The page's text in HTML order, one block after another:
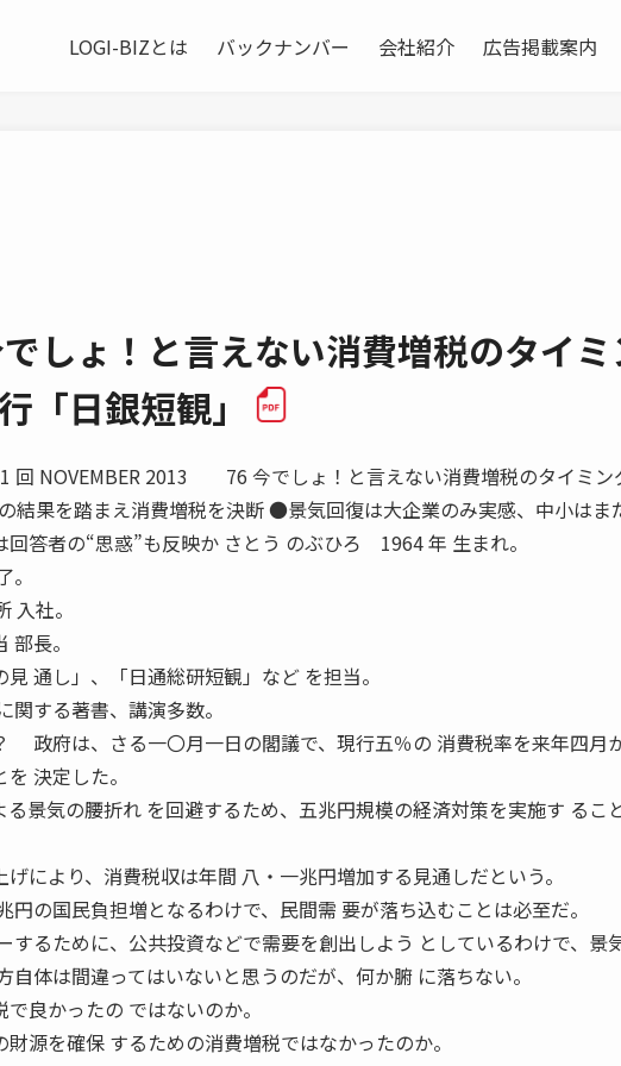
LOGI-BIZとは バックナンバー 会社紹介 広告掲載案内
しょ！と言えない消費増税のタイミ
日銀短観」
回 NOVEMBER 2013 76 今でしょ！と言えない消費増税のタイミン
結果を踏まえ消費増税を決断 ●景気回復は大企業のみ実感、中小はま
答者の“思惑”も反映か さとう のぶひろ 1964 年 生まれ。
入社。
長。
見 通し」、「日通総研短観」など を担当。
する著書、講演多数。
政府は、さる一〇月一日の閣議で、現行五％の 消費税率を来年四月
決定した。
景気の腰折れ を回避するため、五兆円規模の経済対策を実施す るこ
により、消費税収は年間 八・一兆円増加する見通しだという。
円の国民負担増となるわけで、民間需 要が落ち込むことは必至だ。
するために、公共投資などで需要を創出しよう としているわけで、景
自体は間違ってはいないと思うのだが、何か腑 に落ちない。
良かったの ではないのか。
源を確保 するための消費増税ではなかったのか。